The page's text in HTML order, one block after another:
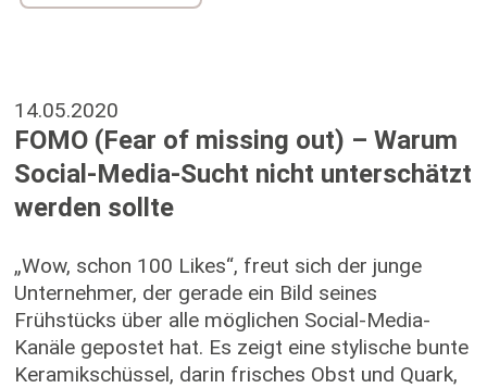
14.05.2020
FOMO (Fear of missing out) – Warum
Social-Media-Sucht nicht unterschätzt
werden sollte
„Wow, schon 100 Likes“, freut sich der junge
Unternehmer, der gerade ein Bild seines
Frühstücks über alle möglichen Social-Media-
Kanäle gepostet hat. Es zeigt eine stylische bunte
Keramikschüssel, darin frisches Obst und Quark,